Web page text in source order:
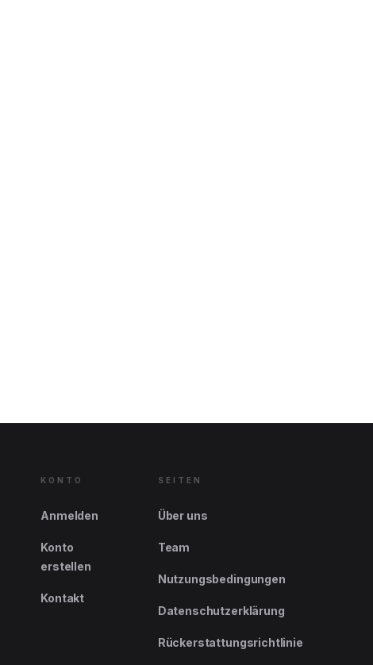
KONTO
Anmelden
Konto
erstellen
Kontakt
SEITEN
Über uns
Team
Nutzungsbedingungen
Datenschutzerklärung
Rückerstattungsrichtlinie